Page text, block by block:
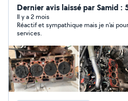
remplacement de moteur
Dernier avis laissé par Samid :
Il y a 2 mois
Réactif et sympathique mais je n'ai
services.